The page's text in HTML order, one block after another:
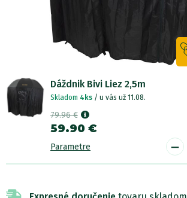
Dáždnik Bivi Liez 2,5m
Skladom 4ks / u vás už 11.08.
79.96 €
59.90 €
Parametre -